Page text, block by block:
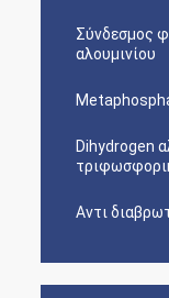
Σύνδεσμος
αλουμινίου
Dihydrogen
Αντι